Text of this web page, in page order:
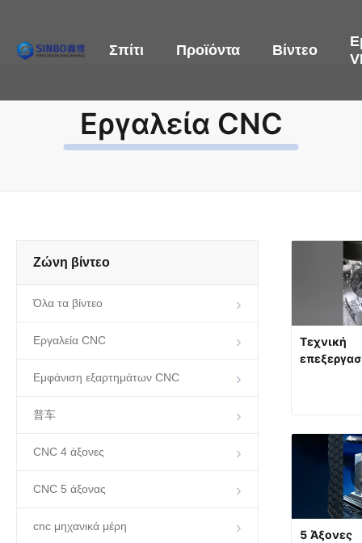
Σπίτι Προϊόντα Βίντεο
Εργαλεία CNC
Ζώνη βίντεο
Όλα τα βίντεο
Εργαλεία CNC
Εμφάνιση εξαρτημάτων CNC
普车
CNC 4 άξονες
CNC 5 άξονας
cnc μηχανικά μέρη
Τεχνική
5 Άξονες